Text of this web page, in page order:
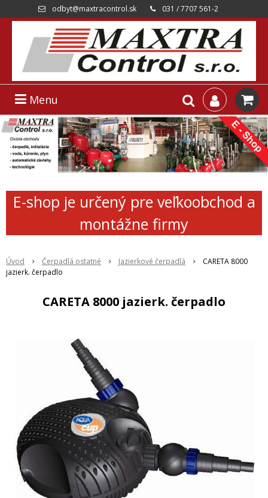
odbyt@maxtracontrol.sk 031 / 7707 561-2
Menu
E-shop je určený pre veľkoobchod a
montážne firmy
Úvod Čerpadlá ostatné Jazierkové čerpadlá
CARETA 8000
jazierk. čerpadlo
CARETA 8000 jazierk. čerpadlo